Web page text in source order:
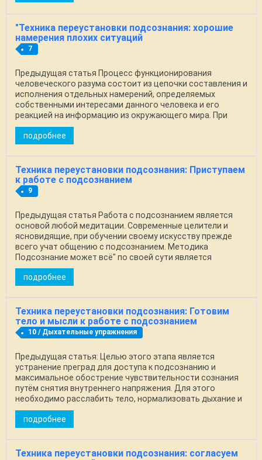
"Техника переустановки подсознания: хорошие
намерения плохих ситуаций
7
Предыдущая статья Процесс функционирования
человеческого разума состоит из цепочки составления и
исполнения отдельных намерений, определяемых
собственными интересами данного человека и его
реакцией на информацию из окружающего мира. При
этом обе ...
подробнее
Техника переустановки подсознания: Приступаем
к работе с подсознанием
9
Предыдущая статья Работа с подсознанием является
основой любой медитации. Современные целители и
ясновидящие, при обучении своему искусству прежде
всего учат общению с подсознанием. Методика
Подсознание может всё" по своей сути является
известным с ...
подробнее
Техника переустановки подсознания: Готовим
тело и мысли к работе с подсознанием
10 / Дыхательные упражнения
Предыдущая статья: Целью этого этапа является
устранение преград для доступа к подсознанию и
максимальное обострение чувствительности сознания
путём снятия внутреннего напряжения. Для этого
необходимо расслабить тело, нормализовать дыхание и
...
подробнее
Техника переустановки подсознания: согласуем